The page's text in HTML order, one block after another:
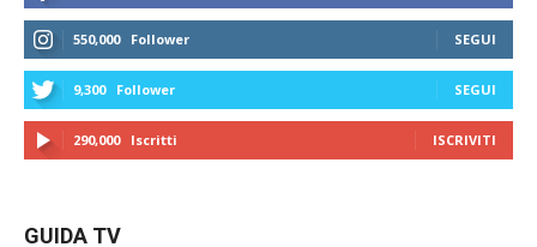
550,000 Follower SEGUI
9,300 Follower SEGUI
290,000 Iscritti ISCRIVITI
GUIDA TV